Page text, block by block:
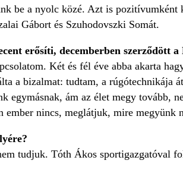
be a nyolc közé. Azt is
Gábort és Szuhodovszki Somát.
erősíti, decemberben szerződött a
Két és fél éve abba akarta
a bizalmat: tudtam, a rúgótechnikája
egymásnak, ám az élet megy tovább,
ember nincs, meglátjuk, mire megyünk
tudjuk. Tóth Ákos sportigazgatóval